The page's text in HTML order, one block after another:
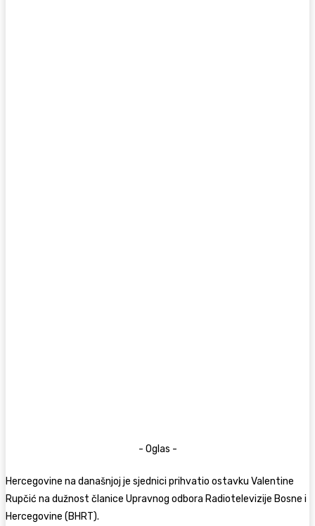
- Oglas -
Hercegovine na današnjoj je sjednici prihvatio ostavku Valentine
Rupčić na dužnost članice Upravnog odbora Radiotelevizije Bosne i
Hercegovine (BHRT).